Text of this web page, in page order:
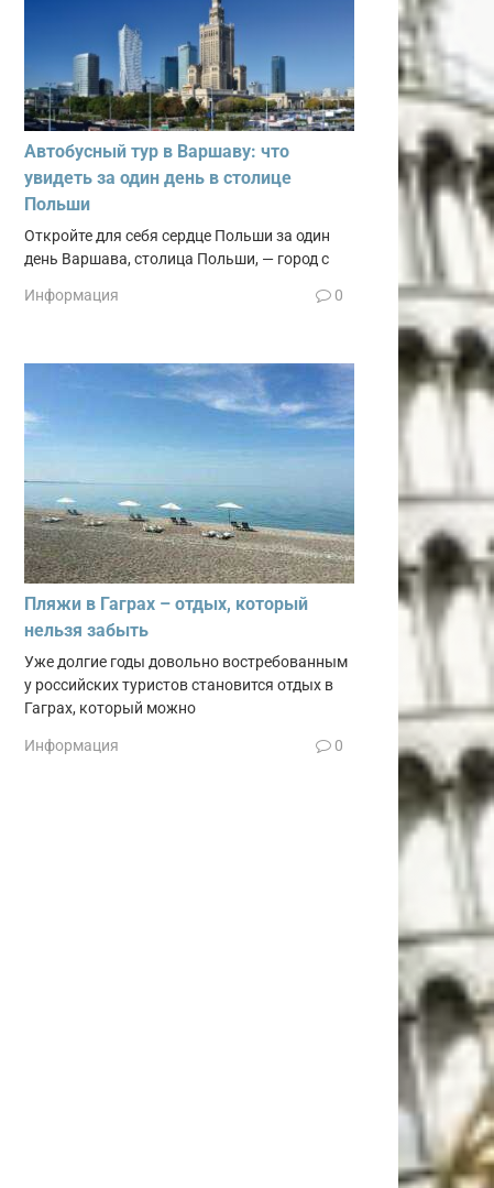
Автобусный тур в Варшаву: что
увидеть за один день в столице
Польши
Откройте для себя сердце Польши за один
день Варшава, столица Польши, — город с
Информация 0
Пляжи в Гаграх – отдых, который
нельзя забыть
Уже долгие годы довольно востребованным
у российских туристов становится отдых в
Гаграх, который можно
Информация 0